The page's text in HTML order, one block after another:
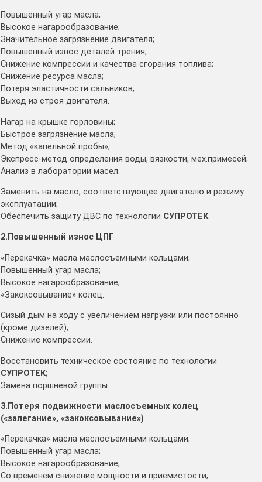
Повышенный угар масла;
Высокое нагарообразование;
Значительное загрязнение двигателя;
Повышенный износ деталей трения;
Снижение компрессии и качества сгорания топлива;
Снижение ресурса масла;
Потеря эластичности сальников;
Выход из строя двигателя.
Нагар на крышке горловины;
Быстрое загрязнение масла;
Метод «капельной пробы»;
Экспресс-метод определения воды, вязкости, мех.примесей;
Анализ в лаборатории масел.
Заменить на масло, соответствующее двигателю и режиму
эксплуатации;
Обеспечить защиту ДВС по технологии СУПРОТЕК.
2.Повышенный износ ЦПГ
«Перекачка» масла маслосъемными кольцами;
Повышенный угар масла;
Высокое нагарообразование;
«Закоксовывание» колец.
Сизый дым на ходу с увеличением нагрузки или постоянно
(кроме дизелей);
Снижение компрессии.
Восстановить техническое состояние по технологии
СУПРОТЕК;
Замена поршневой группы.
3.Потеря подвижности маслосъемных колец
(«залегание», «закоксовывание»)
«Перекачка» масла маслосъемными кольцами;
Повышенный угар масла;
Высокое нагарообразование;
Со временем снижение мощности и приемистости;